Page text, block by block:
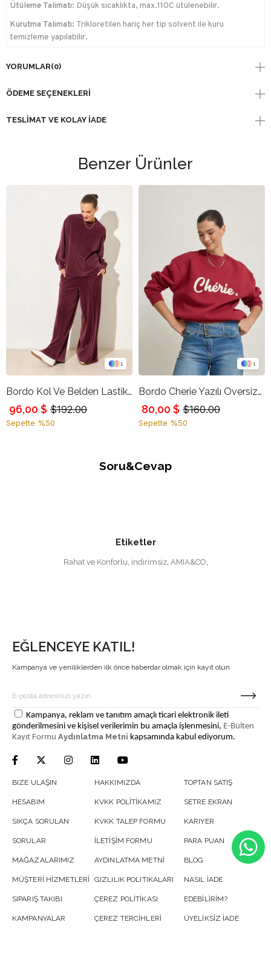
Ütüleme Talimatı: Düşük sıcaklıkta, max.110C ütülenebilir.
Kurutma Talimatı: Trikloretilen hariç her tip solvent ile kuru
temizleme yapılabilir.
YORUMLAR(0)
ÖDEME SEÇENEKLERI
TESLIMAT VE KOLAY İADE
Benzer Ürünler
1
Bordo Kol Ve Belden Lastik Detaylı Rahat Kesim Sweatshirt
$192.00
96,00 $
Sepette %50
1
Bordo Cherie Yazılı Oversize Sweatshirt
$160.00
80,00 $
Sepette %50
Soru&Cevap
Etiketler
Rahat ve Konforlu, indirimsiz, AMIA&CO,
EĞLENCEYE KATIL!
Kampanya ve yeniliklerden ilk önce haberdar olmak için kayıt olun
Kampanya, reklam ve tanıtım amaçlı ticari elektronik ileti
gönderilmesini ve kişisel verilerimin bu amaçla işlenmesini, E-Bülten
Kayıt Formu Aydınlatma Metni kapsamında kabul ediyorum.
BIZE ULAŞIN
HESABIM
SIKÇA SORULAN
SORULAR
MAĞAZALARIMIZ
MÜŞTERİ HİZMETLERİ
SIPARIŞ TAKIBI
KAMPANYALAR
HAKKIMIZDA
KVKK POLİTİKAMIZ
KVKK TALEP FORMU
İLETİŞİM FORMU
AYDINLATMA METNİ
GIZLILIK POLITIKALARI
ÇEREZ POLİTİKASI
ÇEREZ TERCİHLERİ
TOPTAN SATIŞ
SETRE EKRAN
KARIYER
PARA PUAN
BLOG
NASIL İADE
EDEBİLİRİM?
ÜYELİKSİZ İADE